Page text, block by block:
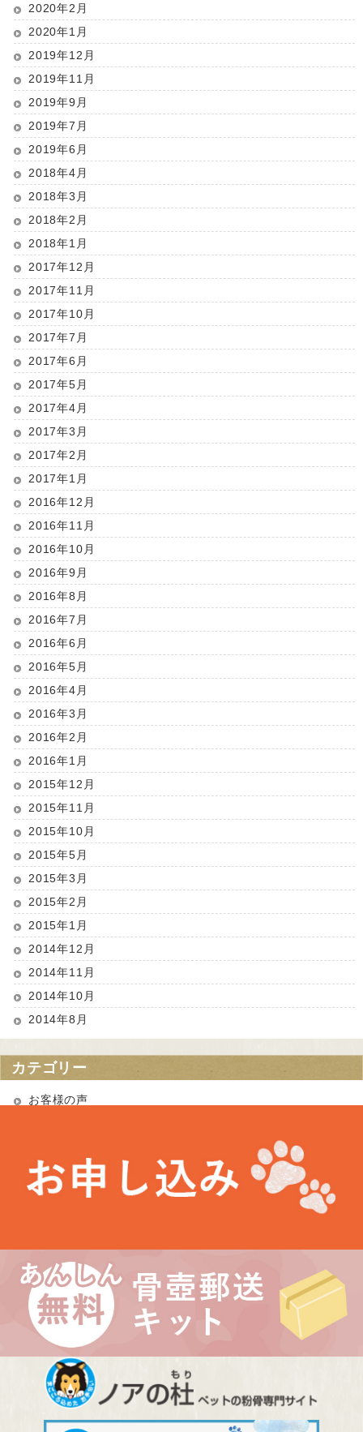
2020年2月
2020年1月
2019年12月
2019年11月
2019年9月
2019年7月
2019年6月
2018年4月
2018年3月
2018年2月
2018年1月
2017年12月
2017年11月
2017年10月
2017年7月
2017年6月
2017年5月
2017年4月
2017年3月
2017年2月
2017年1月
2016年12月
2016年11月
2016年10月
2016年9月
2016年8月
2016年7月
2016年6月
2016年5月
2016年4月
2016年3月
2016年2月
2016年1月
2015年12月
2015年11月
2015年10月
2015年5月
2015年3月
2015年2月
2015年1月
2014年12月
2014年11月
2014年10月
2014年8月
カテゴリー
お客様の声
最近の投稿
埼玉県 Kさま（あかりちゃん・きなりちゃん）
千葉県 Uさま（エルフちゃん・ソルシエールちゃん）
愛知県 Kさま（Litoちゃん）
東京都 Aさま（ミンスちゃん）